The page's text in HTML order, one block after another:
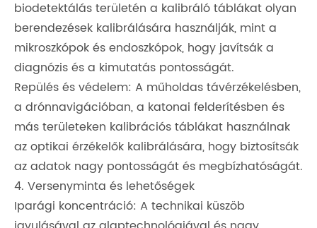
biodetektálás területén a kalibráló táblákat olyan
berendezések kalibrálására használják, mint a
mikroszkópok és endoszkópok, hogy javítsák a
diagnózis és a kimutatás pontosságát.
Repülés és védelem: A műholdas távérzékelésben,
a drónnavigációban, a katonai felderítésben és
más területeken kalibrációs táblákat használnak
az optikai érzékelők kalibrálására, hogy biztosítsák
az adatok nagy pontosságát és megbízhatóságát.
4. Versenyminta és lehetőségek
Iparági koncentráció: A technikai küszöb